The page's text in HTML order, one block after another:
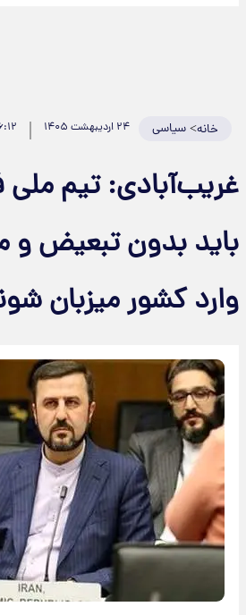
خانه>سیاسی ۲۴ اردیبهشت ۱۴۰۵
غریب‌آبادی: تیم ملی
باید بدون تبعیض
وارد کشور میزبان